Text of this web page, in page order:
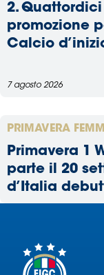
Calcio
Shop
delle
Area
2.
promozione
Calcio
7 agosto 2026
PRIMAVERA
Primavera 1
parte il 20
d’Italia